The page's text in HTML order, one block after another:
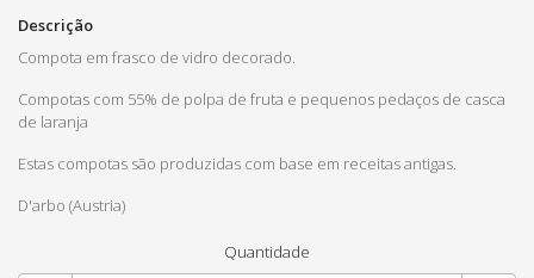
Descrição
Compota em frasco de vidro decorado.
Compotas com 55% de polpa de fruta e pequenos pedaços de casca
de laranja
Estas compotas são produzidas com base em receitas antigas.
D'arbo (Austria)
Quantidade